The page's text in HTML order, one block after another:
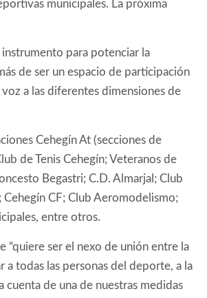
municipales. La próxima
para potenciar la
de ser un espacio de participación
a las diferentes dimensiones de
Cehegín At (secciones de
de Tenis Cehegín; Veteranos de
Begastri; C.D. Almarjal; Club
Cehegín CF; Club Aeromodelismo;
entre otros.
“quiere ser el nexo de unión entre la
todas las personas del deporte, a la
de una de nuestras medidas